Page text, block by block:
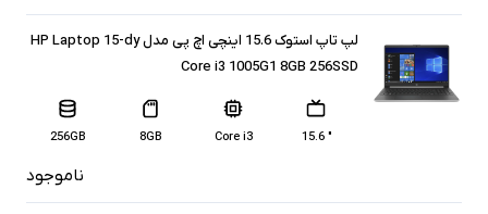
لپ تاپ استوک 15.6 اینچی اچ پی مدل HP Laptop 15-dy
Core i3 1005G1 8GB 256SSD
" 15.6
Core i3
8GB
256GB
ناموجود